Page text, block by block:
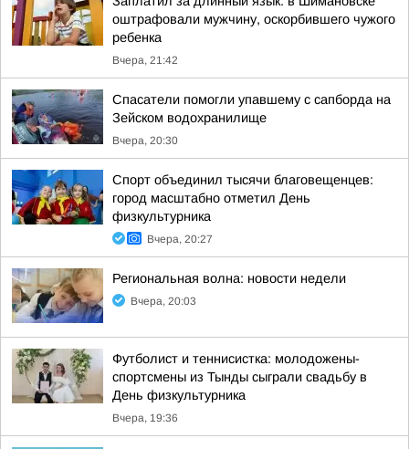
оштрафовали мужчину, оскорбившего чужого
ребенка
Вчера, 21:42
Спасатели помогли упавшему с сапборда на
Зейском водохранилище
Вчера, 20:30
Спорт объединил тысячи благовещенцев:
город масштабно отметил День
физкультурника
Вчера, 20:27
Региональная волна: новости недели
Вчера, 20:03
Футболист и теннисистка: молодожены-
спортсмены из Тынды сыграли свадьбу в
День физкультурника
Вчера, 19:36